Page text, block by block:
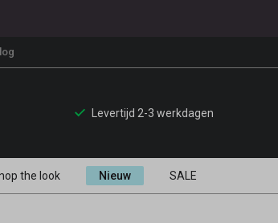
Levertijd 2-3 werkdagen
the look Nieuw SALE